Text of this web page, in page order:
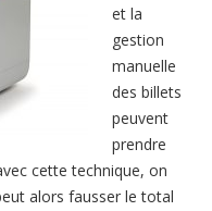
et la
gestion
manuelle
des billets
peuvent
prendre
cette technique, on
alors fausser le total